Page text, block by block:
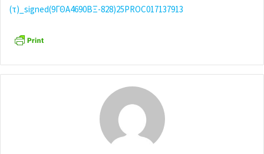
(τ)_signed(9ΓΘΑ4690ΒΞ-828)25PROC017137913